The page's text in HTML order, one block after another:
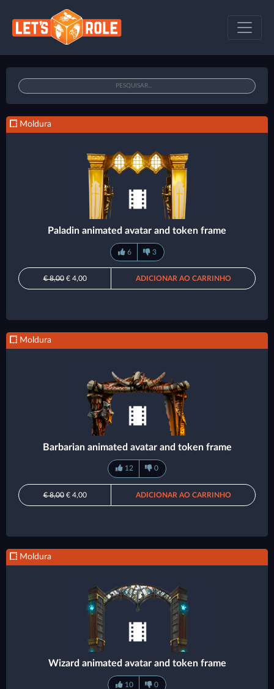
Moldura
Paladin animated avatar and token frame
6 3
€ 8,00€ 4,00 ADICIONAR AO CARRINHO
Moldura
Barbarian animated avatar and token frame
12 0
€ 8,00€ 4,00 ADICIONAR AO CARRINHO
Moldura
Wizard animated avatar and token frame
10 0